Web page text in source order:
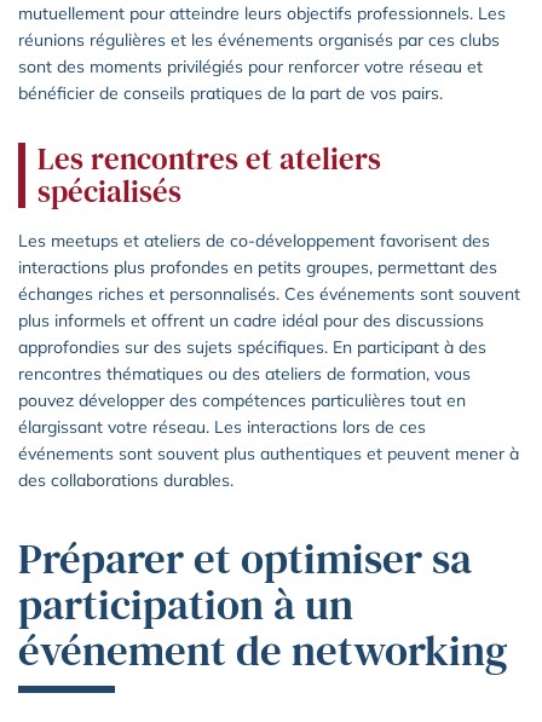
mutuellement pour atteindre leurs objectifs professionnels. Les
réunions régulières et les événements organisés par ces clubs
sont des moments privilégiés pour renforcer votre réseau et
bénéficier de conseils pratiques de la part de vos pairs.
Les rencontres et ateliers
spécialisés
Les meetups et ateliers de co-développement favorisent des
interactions plus profondes en petits groupes, permettant des
échanges riches et personnalisés. Ces événements sont souvent
plus informels et offrent un cadre idéal pour des discussions
approfondies sur des sujets spécifiques. En participant à des
rencontres thématiques ou des ateliers de formation, vous
pouvez développer des compétences particulières tout en
élargissant votre réseau. Les interactions lors de ces
événements sont souvent plus authentiques et peuvent mener à
des collaborations durables.
Préparer et optimiser sa
participation à un
événement de networking